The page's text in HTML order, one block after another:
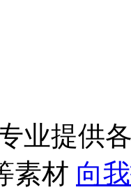
业提供
素材 向